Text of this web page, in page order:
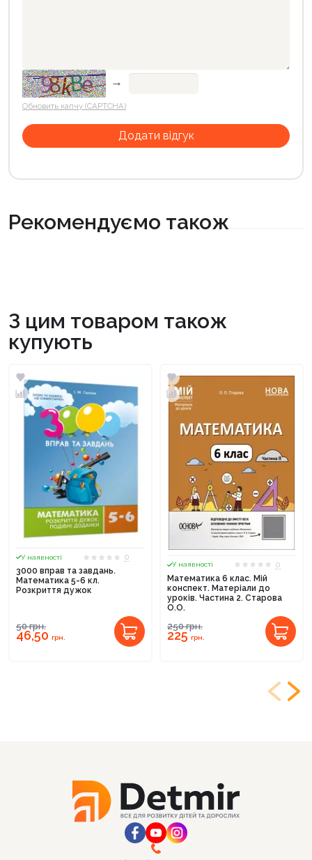
→
Обновить капчу (CAPTCHA)
Рекомендуємо також
З цим товаром також
купують
У наявності
0
3000 вправ та завдань.
Математика 5-6 кл.
Розкриття дужок
50грн.
46,50 грн.
У наявності
0
Математика 6 клас. Мій
конспект. Матеріали до
уроків. Частина 2. Старова
О.О.
250грн.
225грн.